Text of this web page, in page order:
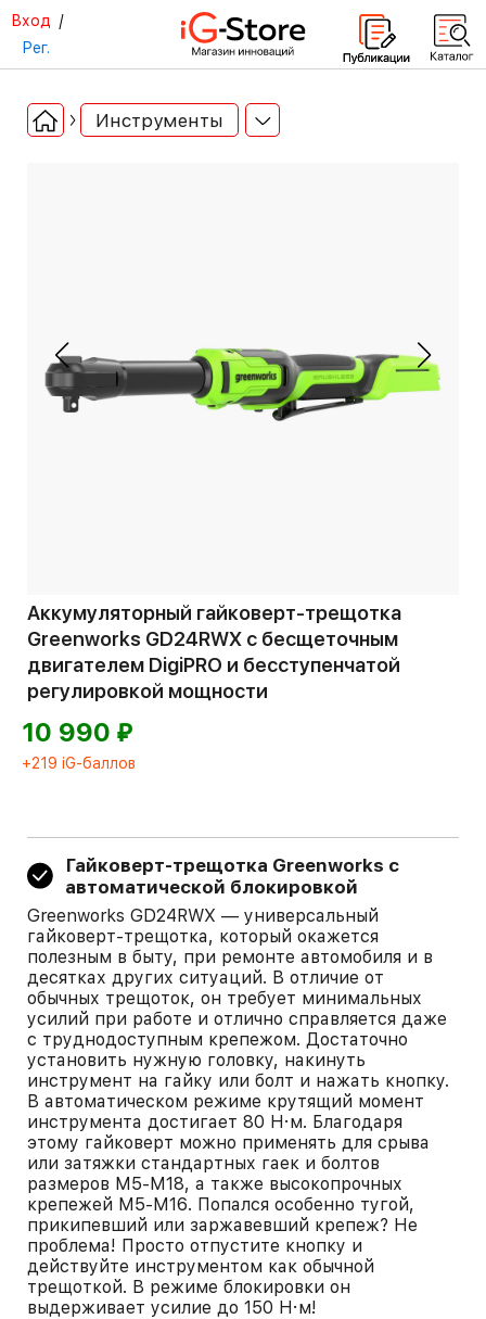
Вход /
Рег.
Инструменты
Аккумуляторный гайковерт-трещотка
Greenworks GD24RWX с бесщеточным
двигателем DigiPRO и бесступенчатой
регулировкой мощности
10 990 ⃏
+219 iG-баллов
Гайковерт-трещотка Greenworks с
автоматической блокировкой
Greenworks GD24RWX — универсальный
гайковерт-трещотка, который окажется
полезным в быту, при ремонте автомобиля и в
десятках других ситуаций. В отличие от
обычных трещоток, он требует минимальных
усилий при работе и отлично справляется даже
с труднодоступным крепежом. Достаточно
установить нужную головку, накинуть
инструмент на гайку или болт и нажать кнопку.
В автоматическом режиме крутящий момент
инструмента достигает 80 Н·м. Благодаря
этому гайковерт можно применять для срыва
или затяжки стандартных гаек и болтов
размеров M5-M18, а также высокопрочных
крепежей M5-M16. Попался особенно тугой,
прикипевший или заржавевший крепеж? Не
проблема! Просто отпустите кнопку и
действуйте инструментом как обычной
трещоткой. В режиме блокировки он
выдерживает усилие до 150 Н·м!